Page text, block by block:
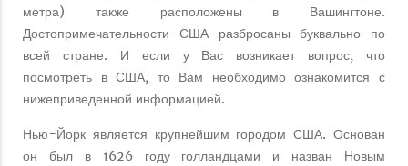
метра) также расположены в Вашингтоне.
Достопримечательности США разбросаны буквально по
всей стране. И если у Вас возникает вопрос, что
посмотреть в США, то Вам необходимо ознакомится с
нижеприведенной информацией.
Нью-Йорк является крупнейшим городом США. Основан
он был в 1626 году голландцами и назван Новым